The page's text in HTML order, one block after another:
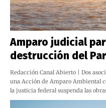
Amparo judicial
destrucción del
Redacción Canal Abierto | Dos
una Acción de Amparo Ambiental
la justicia federal suspenda las